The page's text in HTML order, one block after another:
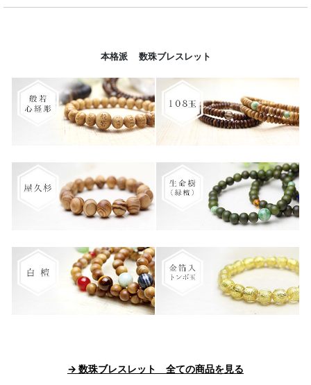
本格派 数珠ブレスレット
→ 数珠ブレスレット 全ての商品を見る